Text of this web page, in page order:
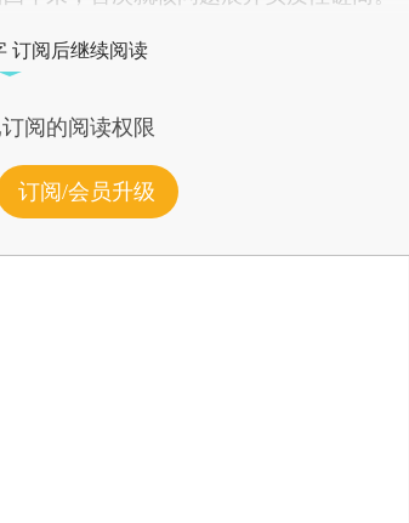
订阅后继续阅读
阅的阅读权限
订阅/会员升级